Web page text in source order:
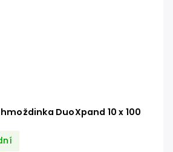
DuoXpand 10 x 100